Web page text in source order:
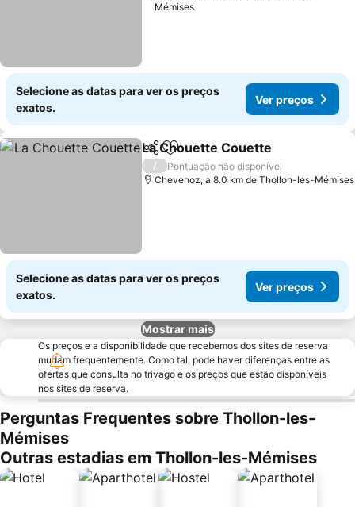
Mémises
Selecione as datas para ver os preços
exatos.
Ver preços
PartilharAdicionar aos favoritos
La Chouette Couette
/
Pontuação não disponível
Chevenoz, a 8.0 km de Thollon-les-Mémises
Selecione as datas para ver os preços
exatos.
Ver preços
Mostrar mais
Os preços e a disponibilidade que recebemos dos sites de reserva
mudam frequentemente. Como tal, pode haver diferenças entre as
ofertas que consulta no trivago e os preços que estão disponíveis
nos sites de reserva.
Perguntas Frequentes sobre Thollon-les-
Mémises
Outras estadias em Thollon-les-Mémises